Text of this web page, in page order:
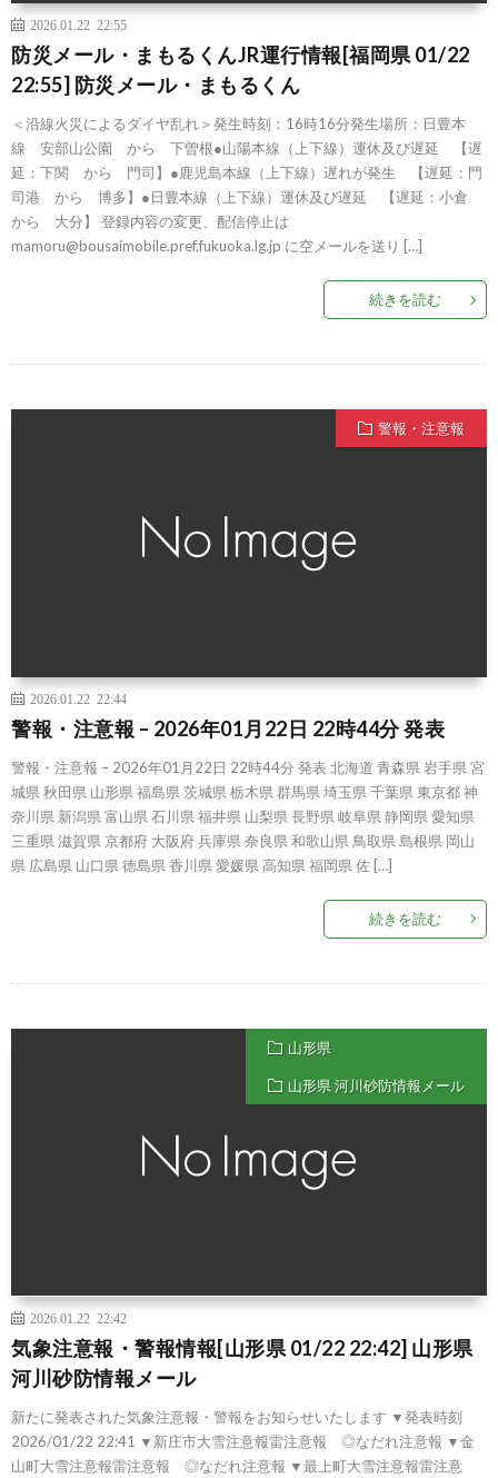
2026.01.22 22:55
防災メール・まもるくんJR運行情報[福岡県 01/22
22:55] 防災メール・まもるくん
＜沿線火災によるダイヤ乱れ＞発生時刻：16時16分発生場所：日豊本
線 安部山公園 から 下曽根●山陽本線（上下線）運休及び遅延 【遅
延：下関 から 門司】●鹿児島本線（上下線）遅れが発生 【遅延：門
司港 から 博多】●日豊本線（上下線）運休及び遅延 【遅延：小倉
から 大分】 登録内容の変更、配信停止は
mamoru@bousaimobile.pref.fukuoka.lg.jp に空メールを送り […]
続きを読む
警報・注意報
2026.01.22 22:44
警報・注意報 – 2026年01月22日 22時44分 発表
警報・注意報 – 2026年01月22日 22時44分 発表 北海道 青森県 岩手県 宮
城県 秋田県 山形県 福島県 茨城県 栃木県 群馬県 埼玉県 千葉県 東京都 神
奈川県 新潟県 富山県 石川県 福井県 山梨県 長野県 岐阜県 静岡県 愛知県
三重県 滋賀県 京都府 大阪府 兵庫県 奈良県 和歌山県 鳥取県 島根県 岡山
県 広島県 山口県 徳島県 香川県 愛媛県 高知県 福岡県 佐 […]
続きを読む
山形県
山形県 河川砂防情報メール
2026.01.22 22:42
気象注意報・警報情報[山形県 01/22 22:42] 山形県
河川砂防情報メール
新たに発表された気象注意報・警報をお知らせいたします ▼発表時刻
2026/01/22 22:41 ▼新庄市大雪注意報雷注意報 ◎なだれ注意報 ▼金
山町大雪注意報雷注意報 ◎なだれ注意報 ▼最上町大雪注意報雷注意